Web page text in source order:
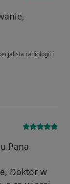
radiologii i
Pana
Doktor w